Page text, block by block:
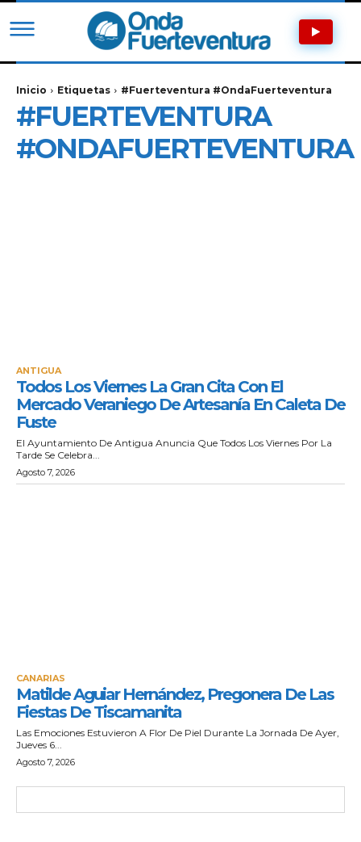
Inicio Etiquetas #Fuerteventura #OndaFuerteventura
#FUERTEVENTURA
#ONDAFUERTEVENTURA
ANTIGUA
Todos Los Viernes La Gran Cita Con El
Mercado Veraniego De Artesanía En Caleta De
Fuste
El Ayuntamiento De Antigua Anuncia Que Todos Los Viernes Por La
Tarde Se Celebra...
Agosto 7, 2026
CANARIAS
Matilde Aguiar Hernández, Pregonera De Las
Fiestas De Tiscamanita
Las Emociones Estuvieron A Flor De Piel Durante La Jornada De Ayer,
Jueves 6...
Agosto 7, 2026